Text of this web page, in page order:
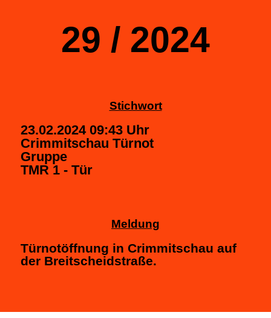
29 / 2024
Stichwort
23.02.2024 09:43 Uhr
Crimmitschau Türnot
Gruppe
TMR 1 - Tür
Meldung
Türnotöffnung in Crimmitschau auf
der Breitscheidstraße.